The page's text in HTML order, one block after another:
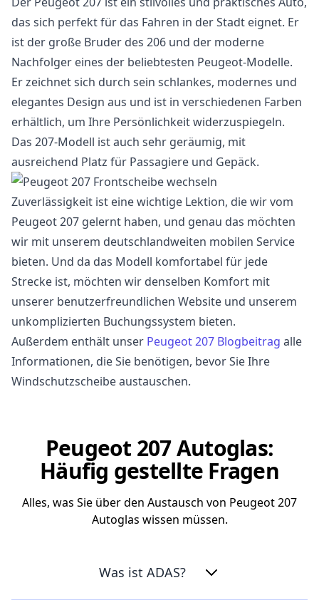
das sich perfekt für das Fahren in der Stadt eignet. Er
ist der große Bruder des 206 und der moderne
Nachfolger eines der beliebtesten Peugeot-Modelle.
Er zeichnet sich durch sein schlankes, modernes und
elegantes Design aus und ist in verschiedenen Farben
erhältlich, um Ihre Persönlichkeit widerzuspiegeln.
Das 207-Modell ist auch sehr geräumig, mit
ausreichend Platz für Passagiere und Gepäck.
Zuverlässigkeit ist eine wichtige Lektion, die wir vom
Peugeot 207 gelernt haben, und genau das möchten
wir mit unserem deutschlandweiten mobilen Service
bieten. Und da das Modell komfortabel für jede
Strecke ist, möchten wir denselben Komfort mit
unserer benutzerfreundlichen Website und unserem
unkomplizierten Buchungssystem bieten.
Außerdem enthält unser Peugeot 207 Blogbeitrag alle
Informationen, die Sie benötigen, bevor Sie Ihre
Windschutzscheibe austauschen.
Peugeot 207 Autoglas:
Häufig gestellte Fragen
Alles, was Sie über den Austausch von Peugeot 207
Autoglas wissen müssen.
Was ist ADAS?